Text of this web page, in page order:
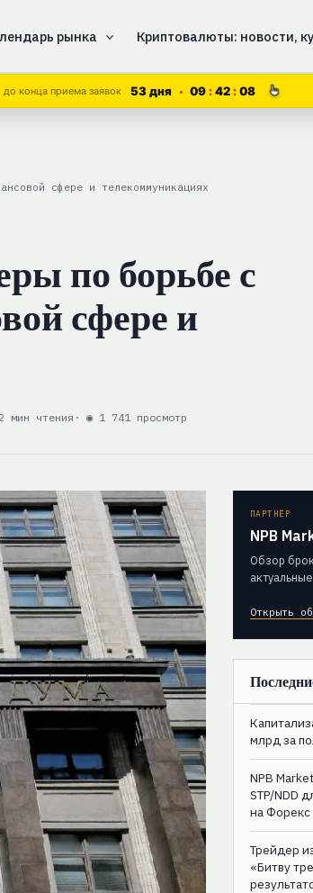
рынка Криптовалюты: новости,
до конца приема заявок 53 дня 09 42 07
сфере и телекоммуникациях
по борьбе с
сфере и
мин чтения · ◉ 1 741 просмотр
ПАРТНЁР
NPB
Обзор
Открыть
млрд за
NPB
STP/NDD
на Форекс
Трейдер
«Битву